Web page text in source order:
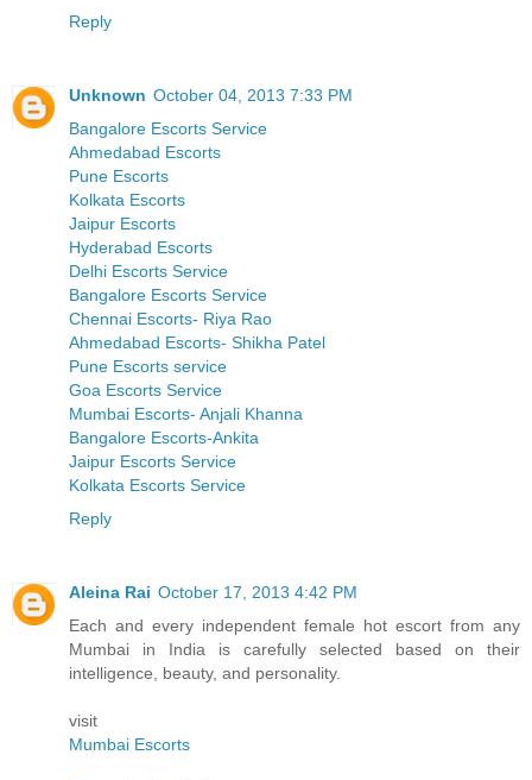
Reply
Unknown October 04, 2013 7:33 PM
Bangalore Escorts Service
Ahmedabad Escorts
Pune Escorts
Kolkata Escorts
Jaipur Escorts
Hyderabad Escorts
Delhi Escorts Service
Bangalore Escorts Service
Chennai Escorts- Riya Rao
Ahmedabad Escorts- Shikha Patel
Pune Escorts service
Goa Escorts Service
Mumbai Escorts- Anjali Khanna
Bangalore Escorts-Ankita
Jaipur Escorts Service
Kolkata Escorts Service
Reply
Aleina Rai October 17, 2013 4:42 PM
Each and every independent female hot escort from any
Mumbai in India is carefully selected based on their
intelligence, beauty, and personality.
visit
Mumbai Escorts